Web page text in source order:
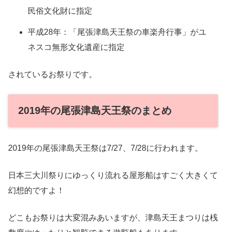
民俗文化財に指定
平成28年：「尾張津島天王祭の車楽舟行事」がユ
ネスコ無形文化遺産に指定
されているお祭りです。
2019年の尾張津島天王祭のまとめ
2019年の尾張津島天王祭は7/27、7/28に行われます。
日本三大川祭りにゆっくり流れる屋形船はすごく大きくて
幻想的ですよ！
どこもお祭りは大変混みあいますが、津島天王まつりは桟